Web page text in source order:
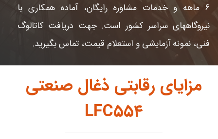
6 ماهه و خدمات مشاوره رایگان، آماده همکاری با
نیروگاههای سراسر کشور است. جهت دریافت کاتالوگ
فنی، نمونه آزمایشی و استعلام قیمت، تماس بگیرید.
مزایای رقابتی ذغال صنعتی
LFC۵۵۴